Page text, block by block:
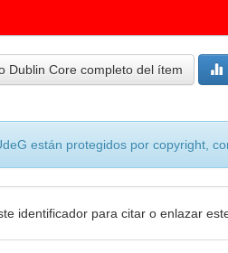
Dublin Core completo del ítem
están protegidos por copyright,
identificador para citar o enlazar